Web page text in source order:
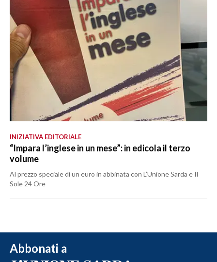
INIZIATIVA EDITORIALE
“Impara l’inglese in un mese”: in edicola il terzo
volume
Al prezzo speciale di un euro in abbinata con L’Unione Sarda e Il
Sole 24 Ore
Abbonati a